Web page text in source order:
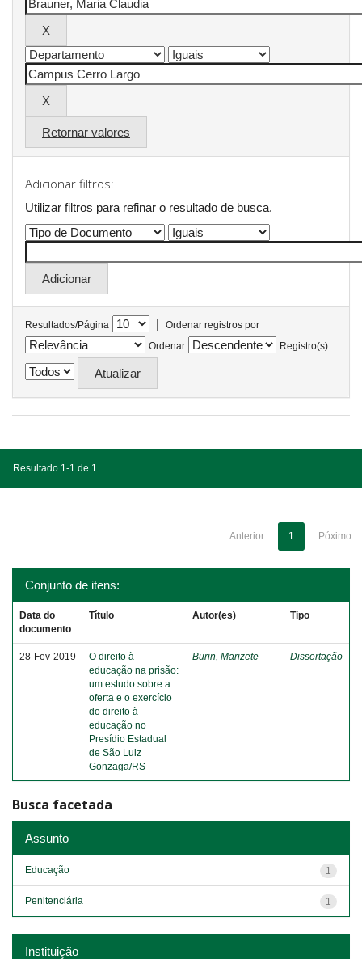
Retornar valores
Adicionar filtros:
Utilizar filtros para refinar o resultado de busca.
Resultados/Página |
Ordenar registros por
Ordenar
Registro(s)
Resultado 1-1 de 1.
Anterior 1 Póximo
Conjunto de itens:
Data do
documento
Título Autor(es) Tipo
28-Fev-2019
O direito à
educação na prisão:
um estudo sobre a
oferta e o exercício
do direito à
educação no
Presídio Estadual
de São Luiz
Gonzaga/RS
Burin, Marizete Dissertação
Busca facetada
Assunto
1
Educação
1
Penitenciária
Instituição